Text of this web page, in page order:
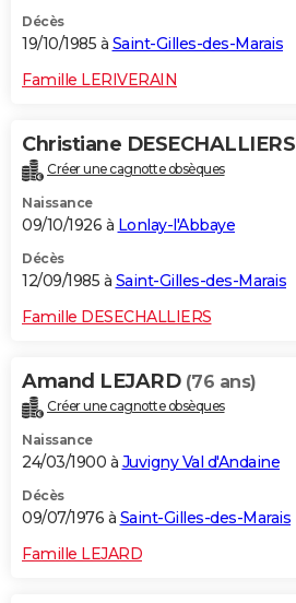
Décès
19/10/1985 à Saint-Gilles-des-Marais
Famille LERIVERAIN
Christiane DESECHALLIERS
Créer une cagnotte obsèques
Naissance
09/10/1926 à Lonlay-l'Abbaye
Décès
12/09/1985 à Saint-Gilles-des-Marais
Famille DESECHALLIERS
Amand LEJARD (76 ans)
Créer une cagnotte obsèques
Naissance
24/03/1900 à Juvigny Val d'Andaine
Décès
09/07/1976 à Saint-Gilles-des-Marais
Famille LEJARD